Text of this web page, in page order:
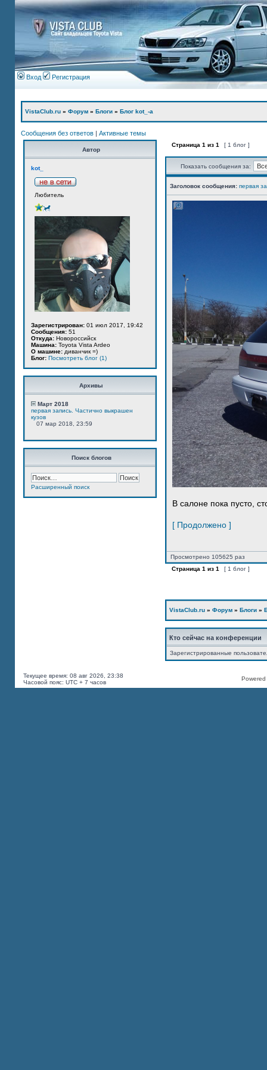
Вход Регистрация
VistaClub.ru » Форум » Блоги » Блог kot_-а
Сообщения без ответов | Активные темы
Автор
kot_
Любитель
Зарегистрирован: 01 июл 2017, 19:42
Сообщения: 51
Откуда: Новороссийск
Машина: Toyota Vista Ardeo
О машине: диванчик =)
Блог: Посмотреть блог (1)
Архивы
Март 2018
первая запись. Частично выкрашен
кузов
07 мар 2018, 23:59
Поиск блогов
Расширенный поиск
Страница 1 из 1 [ 1 блог ]
Показать сообщения за:
Заголовок сообщения: первая
В салоне пока пусто,
[ Продолжено ]
Просмотрено 105625 раз
Страница 1 из 1 [ 1 блог ]
VistaClub.ru » Форум » Блоги »
Кто сейчас на конференции
Зарегистрированные
Текущее время: 08 авг 2026, 23:38
Часовой пояс: UTC + 7 часов